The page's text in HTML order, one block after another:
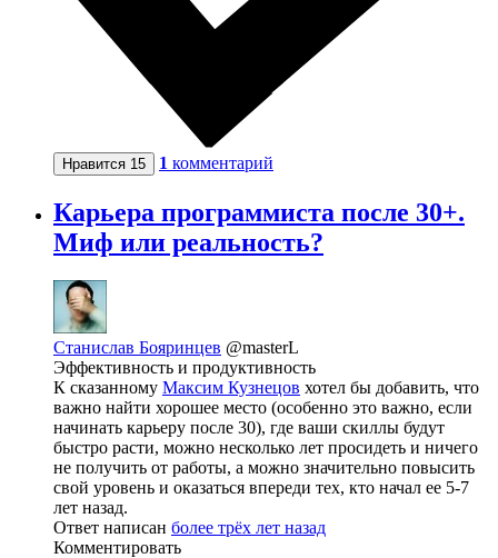
Нравится 15 1 комментарий
Карьера программиста после 30+.
Миф или реальность?
Станислав Бояринцев @masterL
Эффективность и продуктивность
К сказанному Максим Кузнецов хотел бы добавить, что
важно найти хорошее место (особенно это важно, если
начинать карьеру после 30), где ваши скиллы будут
быстро расти, можно несколько лет просидеть и ничего
не получить от работы, а можно значительно повысить
свой уровень и оказаться впереди тех, кто начал ее 5-7
лет назад.
Ответ написан более трёх лет назад
Комментировать